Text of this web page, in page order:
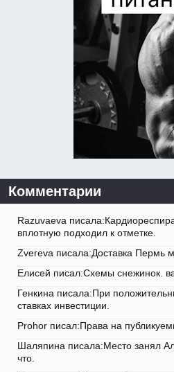
Комментарии
Razuvaeva
вплотную подходил к отметке.
Zvereva писала:Доставка Пермь
Елисей писал:Схемы снежинок.
Генкина писала:При
ставках инвестиции.
Prohor писал:Права на
Шаляпина писала:Место занял
что.